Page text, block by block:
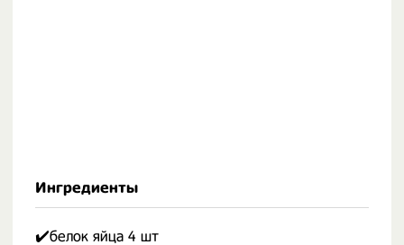
Ингредиенты
✔️белок яйца 4 шт